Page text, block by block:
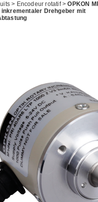
> Encodeur rotatif>OPKON
Drehgeber mit